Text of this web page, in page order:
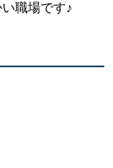
職場です♪